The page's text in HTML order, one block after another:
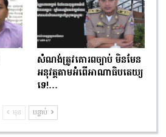
សំណង់ត្រូវគោរពច្បាប់ មិនមែន
អនុវត្តតាមអំពើអាណាធិបតេយ្យ
ទេ!…
មុន បន្ទាប់